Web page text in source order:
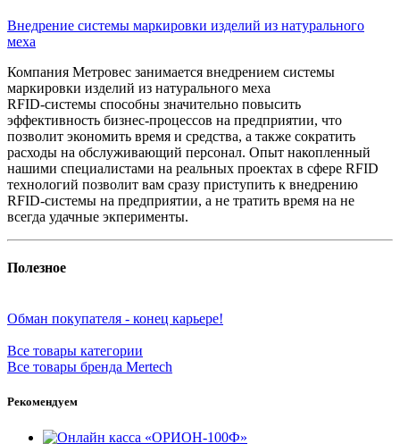
Внедрение системы маркировки изделий из натурального
меха
Компания Метровес занимается внедрением системы
маркировки изделий из натурального меха
RFID-системы способны значительно повысить
эффективность бизнес-процессов на предприятии, что
позволит экономить время и средства, а также сократить
расходы на обслуживающий персонал. Опыт накопленный
нашими специалистами на реальных проектах в сфере RFID
технологий позволит вам сразу приступить к внедрению
RFID-системы на предприятии, а не тратить время на не
всегда удачные экперименты.
Полезное
Обман покупателя - конец карьере!
Все товары категории
Все товары бренда Mertech
Рекомендуем